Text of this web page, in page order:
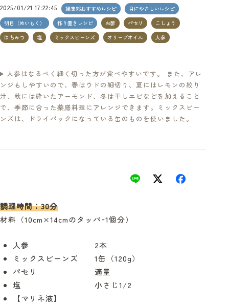
2025/01/21 17:22:45 編集部おすすめレシピ
目にやさしいレシピ
明目（めいもく）
作り置きレシピ お酢 パセリ
こしょう
はちみつ
塩 ミックスビーンズ オリーブオイル 人参
人参はなるべく細く切った方が食べやすいです。 また、アレ
ンジもしやすいので、春はウドの細切り、夏にはレモンの絞り
汁、秋には砕いたアーモンド、冬は干しエビなどを加えること
で、季節に合った薬膳料理にアレンジできます。ミックスビー
ンズは、ドライパックになっている缶のものを使いました。
調理時間：30分
材料（10cm×14cmのタッパｰ1個分）
人参 2本
ミックスビーンズ 1缶（120g）
パセリ 適量
塩 小さじ1/2
【マリネ液】